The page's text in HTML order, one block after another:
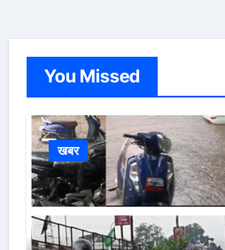
You Missed
खबर